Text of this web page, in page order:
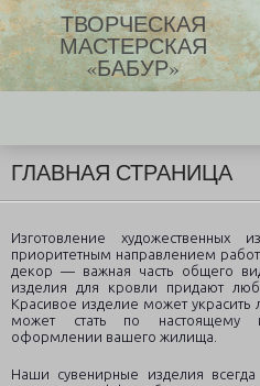
ТВОРЧЕСКАЯ
МАСТЕРСКАЯ
«БАБУР»
ГЛАВНАЯ СТРАНИЦА
Изготовление художественных
приоритетным направлением
декор — важная часть общего
изделия для кровли придают
Красивое изделие может
может стать по настоящему
оформлении вашего жилища.
Наши сувенирные изделия всегда